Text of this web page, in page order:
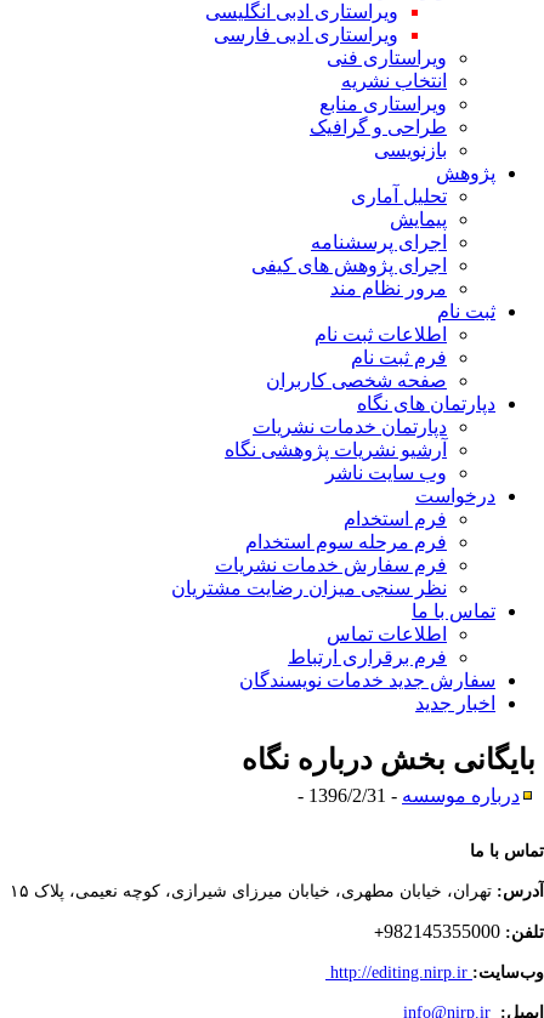
ویراستاری ادبی انگلیسی
ویراستاری ادبی فارسی
ویراستاری فنی
انتخاب نشریه
ویراستاری منابع
طراحی و گرافیک
بازنویسی
پژوهش
تحلیل آماری
پیمایش
اجرای پرسشنامه
اجرای پژوهش های کیفی
مرور نظام مند
ثبت نام
اطلاعات ثبت نام
فرم ثبت نام
صفحه شخصی کاربران
دپارتمان های نگاه
دپارتمان خدمات نشریات
آرشیو نشریات پژوهشی نگاه
وب سایت ناشر
درخواست‌
فرم استخدام
فرم مرحله سوم استخدام
فرم سفارش خدمات نشریات
نظر سنجی میزان رضایت مشتریان
تماس با ما
اطلاعات تماس
فرم برقراری ارتباط
سفارش جدید خدمات نویسندگان
اخبار جدید
بخش درباره نگاه
درباره موسسه- 1396/2/31 -
با ما
تهران،خیابان مطهری، خیابان میرزای شیرازی، کوچه نعیمی، پلاک ۱۵
982145355000
+
http://editing.nirp.ir
info@nirp.ir